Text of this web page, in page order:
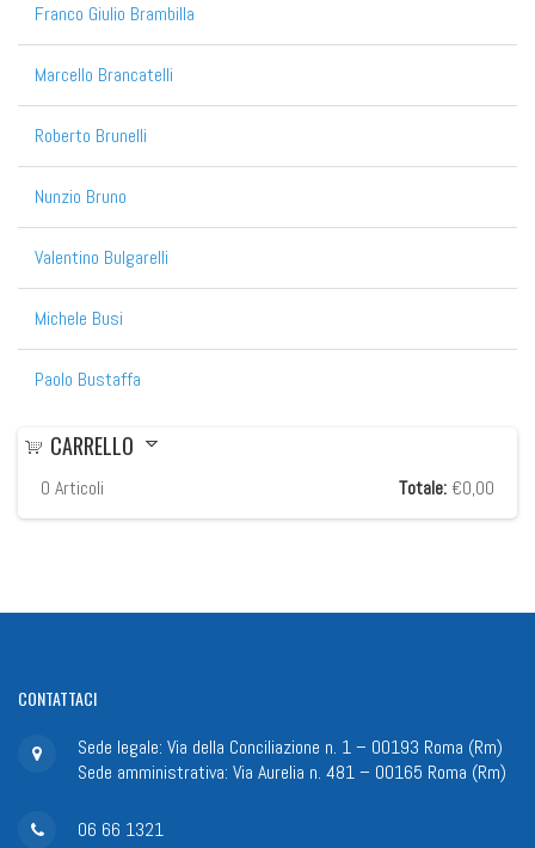
Franco Giulio Brambilla
Marcello Brancatelli
Roberto Brunelli
Nunzio Bruno
Valentino Bulgarelli
Michele Busi
Paolo Bustaffa
CARRELLO
0 Articoli Totale: €0,00
CONTATTACI
Sede legale: Via della Conciliazione n. 1 – 00193 Roma (Rm)
Sede amministrativa: Via Aurelia n. 481 – 00165 Roma (Rm)
06 66 1321